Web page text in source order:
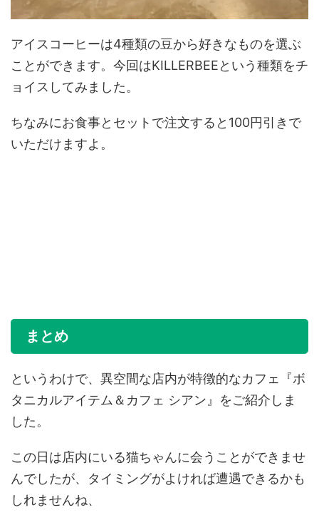
アイスコーヒーは4種類の豆から好きなものを選ぶ
ことができます。今回はKILLERBEEという種類をチ
ョイスしてみました。
ちなみにお食事とセットで注文すると100円引きで
いただけますよ。
まとめ
というわけで、異空間な店内が特徴的なカフェ『ボ
タニカルアイテム＆カフェ シアン』をご紹介しま
した。
この日は店内にいる猫ちゃんに会うことができませ
んでしたが、タイミングがよければ遭遇できるかも
しれませんね、